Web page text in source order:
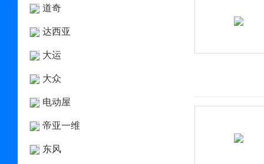
道奇
达西亚
大运
大众
电动屋
帝亚一维
东风